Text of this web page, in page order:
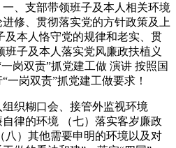
、支部带领班子及本人相关环境
进修、贯彻落实党的方针政策及上
及本人恪守党的规律和老实、贯
子及本人落实党风廉政扶植义
岗双责”抓党建工做 演讲 按照国
一岗双责”抓党建工做要求！
织糊口会、接管外监视环境
自律的环境 （七）落实客岁廉政
八）其他需要申明的环境以及对